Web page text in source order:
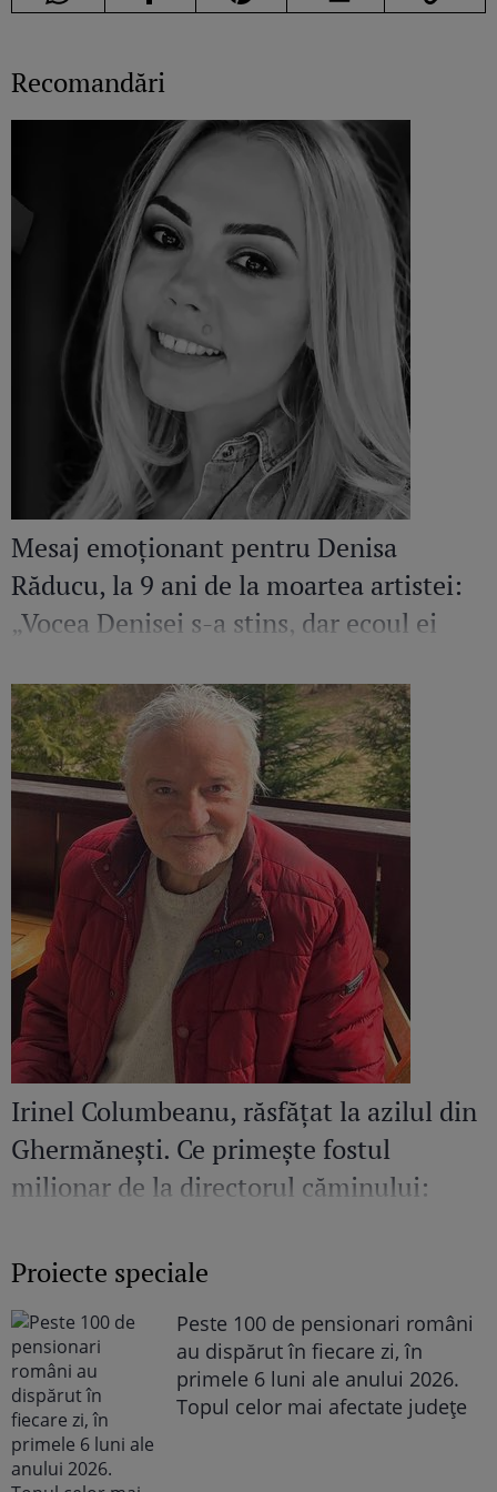
Recomandări
Mesaj emoționant pentru Denisa
Răducu, la 9 ani de la moartea artistei:
„Vocea Denisei s-a stins, dar ecoul ei
Irinel Columbeanu, răsfățat la azilul din
Ghermănești. Ce primește fostul
milionar de la directorul căminului:
Proiecte speciale
Peste 100 de pensionari români
au dispărut în fiecare zi, în
primele 6 luni ale anului 2026.
Topul celor mai afectate județe